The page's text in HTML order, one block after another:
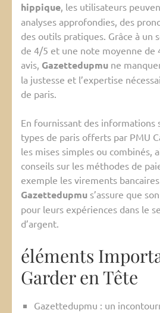
hippique, les utilisateurs
analyses approfondies, des
des outils pratiques. Grâce à un
de 4/5 et une note moyenne de
avis, Gazettedupmu ne
la justesse et l’expertise
de paris.
En fournissant des informations
types de paris offerts par PMU
les mises simples ou combinés,
conseils sur les méthodes de
exemple les virements
Gazettedupmu s’assure que
pour leurs expériences dans le
d’argent.
éléments
Garder en Tête
Gazettedupmu : un